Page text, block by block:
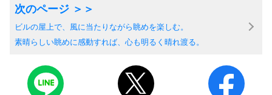
ビルの屋上で、風に当たりながら眺めを楽しむ。
素晴らしい眺めに感動すれば、心も明るく晴れ渡る。